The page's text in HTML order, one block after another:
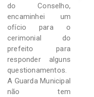
do Conselho,
encaminhei um
ofício para o
cerimonial do
prefeito para
responder alguns
questionamentos.
A Guarda Municipal
não tem